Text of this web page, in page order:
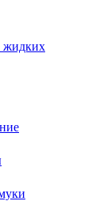
жидких